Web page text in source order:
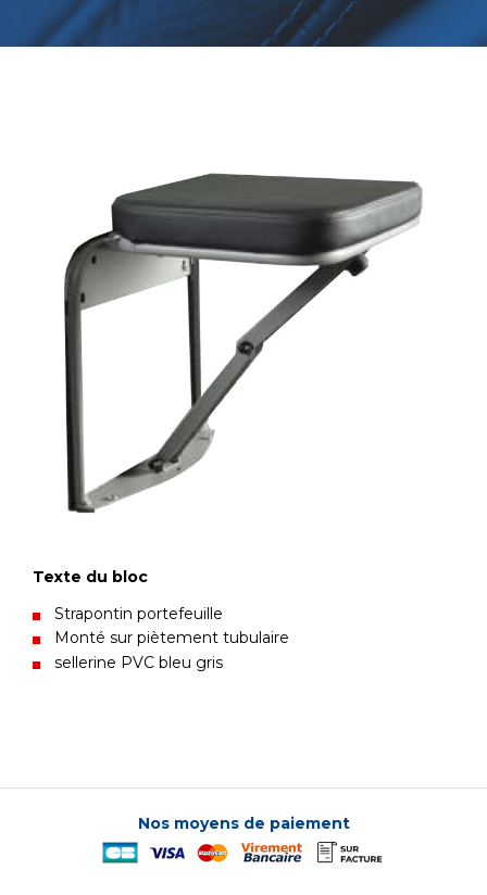
Texte du bloc
Strapontin portefeuille
Monté sur piètement tubulaire
sellerine PVC bleu gris
Nos moyens de paiement